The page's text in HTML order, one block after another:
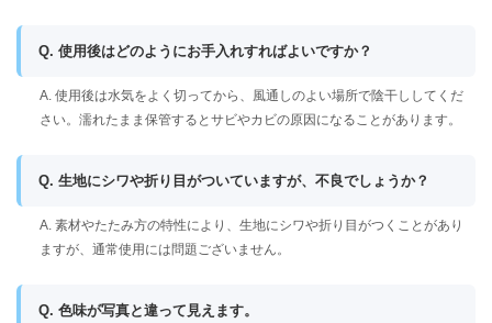
Q. 使用後はどのようにお手入れすればよいですか？
A. 使用後は水気をよく切ってから、風通しのよい場所で陰干ししてくだ
さい。濡れたまま保管するとサビやカビの原因になることがあります。
Q. 生地にシワや折り目がついていますが、不良でしょうか？
A. 素材やたたみ方の特性により、生地にシワや折り目がつくことがあり
ますが、通常使用には問題ございません。
Q. 色味が写真と違って見えます。